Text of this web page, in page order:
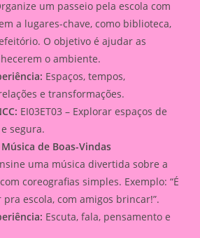
um passeio pela escola com
a lugares-chave, como biblioteca,
O objetivo é ajudar as
o ambiente.
Espaços, tempos,
e transformações.
EI03ET03 – Explorar espaços de
segura.
de Boas-Vindas
uma música divertida sobre a
coreografias simples. Exemplo: “É
escola, com amigos brincar!”.
Escuta, fala, pensamento e